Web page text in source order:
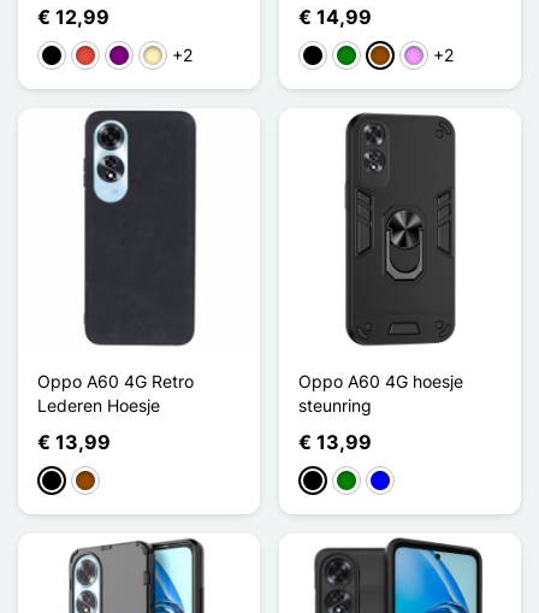
€ 12,99
ZwartRoodPurperGolden
+2
€ 14,99
ZwartGroenBruinLicht Violet
+2
Oppo A60 4G Retro
Lederen Hoesje
€ 13,99
ZwartBruin
Oppo A60 4G hoesje
steunring
€ 13,99
ZwartGroenBlauw